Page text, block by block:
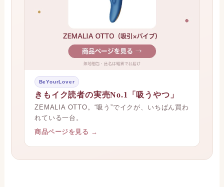
BeYourLover
きもイク読者の実売No.1「吸うやつ」
ZEMALIA OTTO。“吸う”でイクが、いちばん買わ
れている一台。
商品ページを見る →